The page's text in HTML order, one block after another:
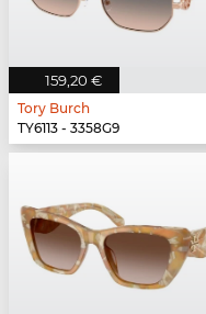
159,20 €
Tory Burch
TY6113 - 3358G9